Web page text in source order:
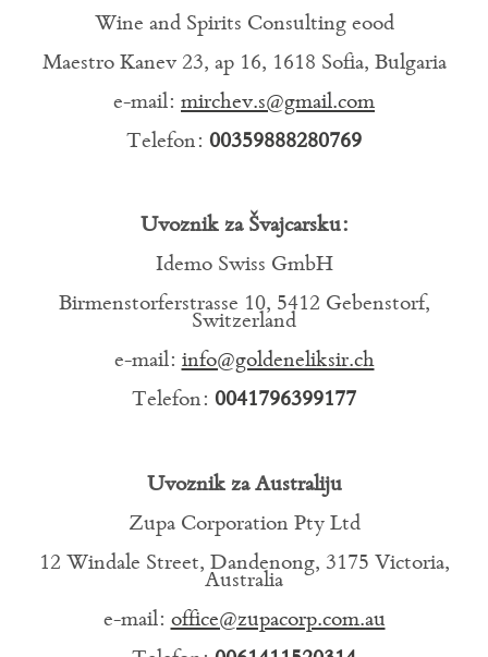
Wine and Spirits Consulting eood
Maestro Kanev 23, ap 16, 1618 Sofia, Bulgaria
e-mail: mirchev.s@gmail.com
Telefon: 00359888280769
Uvoznik za Švajcarsku:
Idemo Swiss GmbH
Birmenstorferstrasse 10, 5412 Gebenstorf,
Switzerland
e-mail: info@goldeneliksir.ch
Telefon: 0041796399177
Uvoznik za Australiju
Zupa Corporation Pty Ltd
12 Windale Street, Dandenong, 3175 Victoria,
Australia
e-mail: office@zupacorp.com.au